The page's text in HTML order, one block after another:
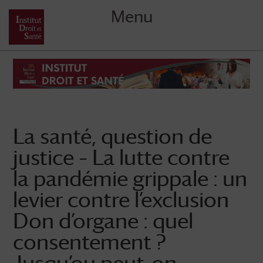
Menu
content
La santé, question de
justice – La lutte contre
la pandémie grippale : un
levier contre l’exclusion
Don d’organe : quel
consentement ?